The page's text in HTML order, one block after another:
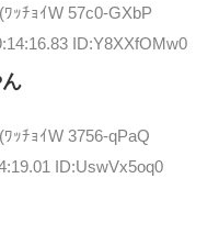
ｯﾁｮｲW 57c0-GXbP
ID:Y8XXfOMw0
ｯﾁｮｲW 3756-qPaQ
ID:UswVx5oq0